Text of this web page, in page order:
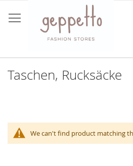
zum
Inhalt
Taschen, Rucksäcke
We can't find product matching